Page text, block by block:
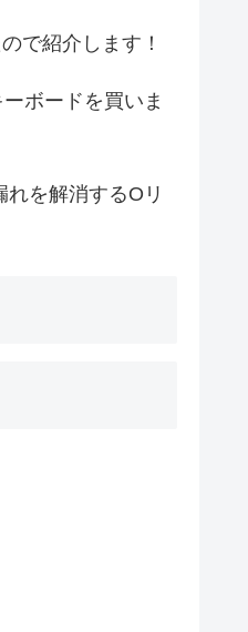
で紹介します！
ボードを買いま
を解消するOリ